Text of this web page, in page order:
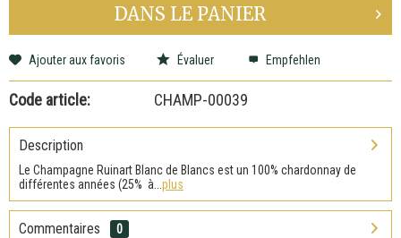
DANS LE PANIER
Ajouter aux favoris Évaluer Empfehlen
Code article: CHAMP-00039
Description
Le Champagne Ruinart Blanc de Blancs est un 100% chardonnay de
différentes années (25% à... plus
Commentaires
0